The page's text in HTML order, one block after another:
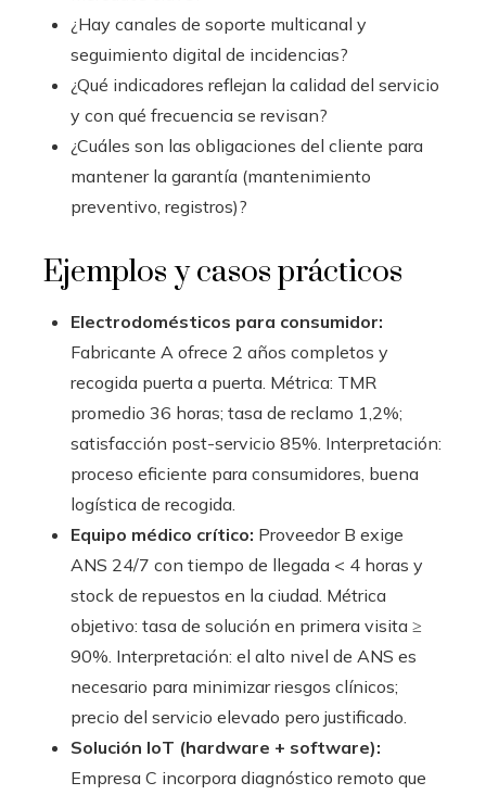
¿Hay canales de soporte multicanal y
seguimiento digital de incidencias?
¿Qué indicadores reflejan la calidad del servicio
y con qué frecuencia se revisan?
¿Cuáles son las obligaciones del cliente para
mantener la garantía (mantenimiento
preventivo, registros)?
Ejemplos y casos prácticos
Electrodomésticos para consumidor:
Fabricante A ofrece 2 años completos y
recogida puerta a puerta. Métrica: TMR
promedio 36 horas; tasa de reclamo 1,2%;
satisfacción post-servicio 85%. Interpretación:
proceso eficiente para consumidores, buena
logística de recogida.
Equipo médico crítico: Proveedor B exige
ANS 24/7 con tiempo de llegada < 4 horas y
stock de repuestos en la ciudad. Métrica
objetivo: tasa de solución en primera visita ≥
90%. Interpretación: el alto nivel de ANS es
necesario para minimizar riesgos clínicos;
precio del servicio elevado pero justificado.
Solución IoT (hardware + software):
Empresa C incorpora diagnóstico remoto que